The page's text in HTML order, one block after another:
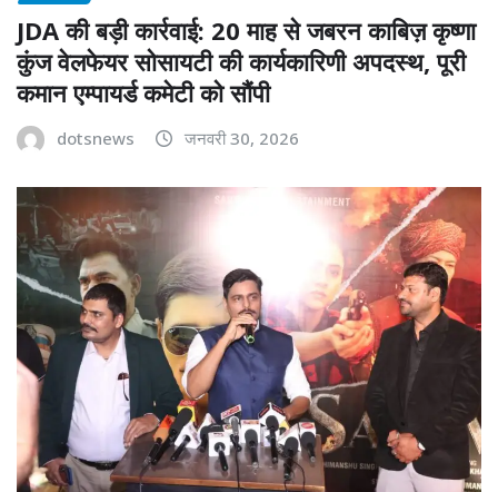
JDA की बड़ी कार्रवाई: 20 माह से जबरन काबिज़ कृष्णा
कुंज वेलफेयर सोसायटी की कार्यकारिणी अपदस्थ, पूरी
कमान एम्पायर्ड कमेटी को सौंपी
dotsnews जनवरी 30, 2026